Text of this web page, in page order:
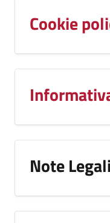
Cookie
Note Legali